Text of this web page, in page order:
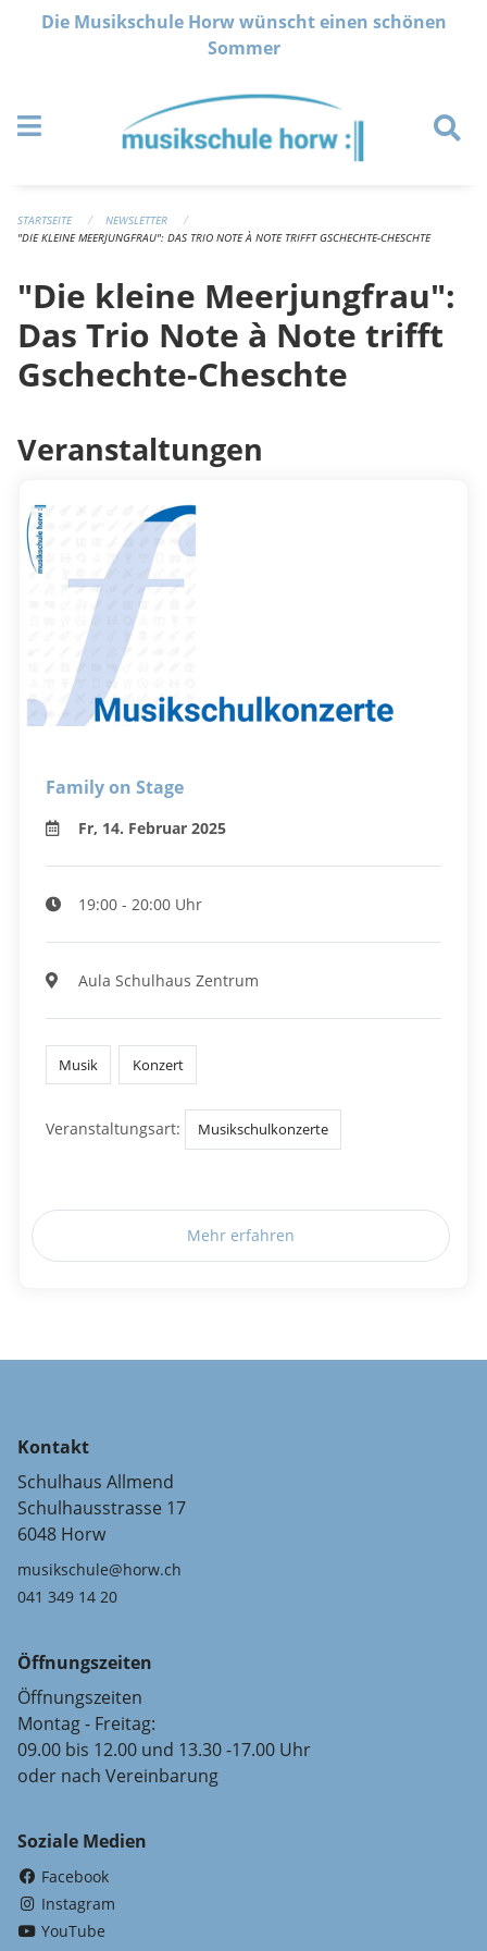
Navigation überspringen
Die Musikschule Horw wünscht einen schönen
Sommer
STARTSEITE
NEWSLETTER
"DIE KLEINE MEERJUNGFRAU": DAS TRIO NOTE À NOTE TRIFFT GSCHECHTE-CHESCHTE
"Die kleine Meerjungfrau":
Das Trio Note à Note trifft
Gschechte-Cheschte
Veranstaltungen
Family on Stage
Fr, 14. Februar 2025
19:00 - 20:00 Uhr
Aula Schulhaus Zentrum
Musik Konzert
Veranstaltungsart: Musikschulkonzerte
Mehr erfahren
Kontakt
Schulhaus Allmend
Schulhausstrasse 17
6048 Horw
musikschule@horw.ch
041 349 14 20
Öffnungszeiten
Öffnungszeiten
Montag - Freitag:
09.00 bis 12.00 und 13.30 -17.00 Uhr
oder nach Vereinbarung
Soziale Medien
Facebook
Instagram
YouTube